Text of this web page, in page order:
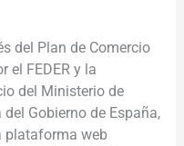
del Plan de Comercio
el FEDER y la
del Ministerio de
Gobierno de España,
plataforma web